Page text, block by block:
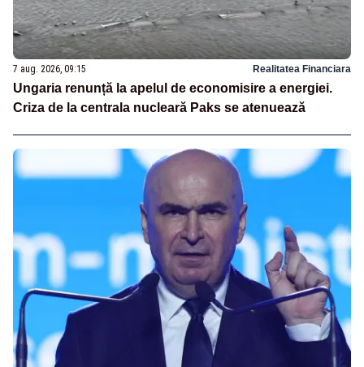
7 aug. 2026, 09:15 Realitatea Financiara
Ungaria renunță la apelul de economisire a energiei.
Criza de la centrala nucleară Paks se atenuează